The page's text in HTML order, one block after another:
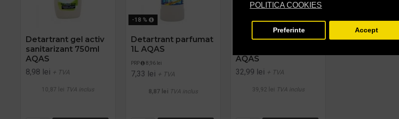
POLITICA COOKIES
Preferinte Accept
Detartrant gel activ
sanitarizant 750ml
AQAS
8,98 lei + TVA
10,87 lei TVA inclus
-18 %
Detartrant parfumat
1L AQAS
PRP 8,96 lei
7,33 lei + TVA
8,87 lei TVA inclus
JAVEL - igienizant gel
AQAS
32,99 lei + TVA
39,92 lei TVA inclus
-26 %
Detergent